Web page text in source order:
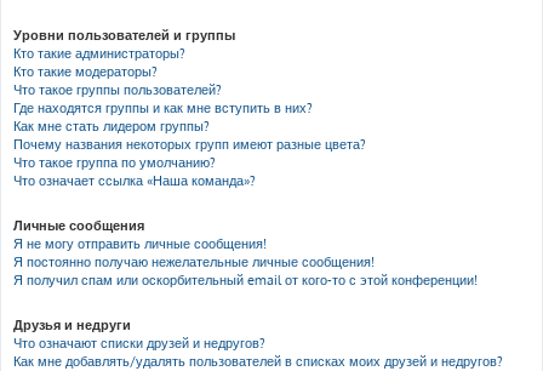
Уровни пользователей и группы
Кто такие администраторы?
Кто такие модераторы?
Что такое группы пользователей?
Где находятся группы и как мне вступить в них?
Как мне стать лидером группы?
Почему названия некоторых групп имеют разные цвета?
Что такое группа по умолчанию?
Что означает ссылка «Наша команда»?
Личные сообщения
Я не могу отправить личные сообщения!
Я постоянно получаю нежелательные личные сообщения!
Я получил спам или оскорбительный email от кого-то с этой конференции!
Друзья и недруги
Что означают списки друзей и недругов?
Как мне добавлять/удалять пользователей в списках моих друзей и недругов?